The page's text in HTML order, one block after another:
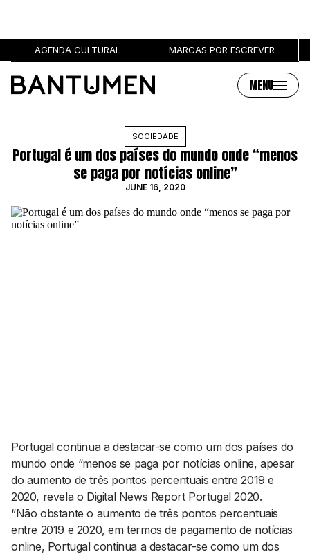
AGENDA CULTURAL MARCAS POR ESCREVER
MENU
MÚSICA
GRL PWR
Sobre
SOBRE NÓS
PUBLICIDADE
MARCAS
Contactos
EMAIL
GERAL@BANTUMEN.COM
WHATSAPP
+351 912 127 577
SOCIEDADE
Portugal é um dos países do mundo onde “menos
se paga por notícias online”
JUNE 16, 2020
Portugal continua a destacar-se como um dos países do
mundo onde “menos se paga por notíciasonline, apesar
do aumento de três pontos percentuais entre 2019 e
2020, revela o Digital News Report Portugal 2020.
“Não obstante o aumento de três pontos percentuais
entre 2019 e 2020, em termos de pagamento de notícias
online, Portugal continua a destacar-se como um dos